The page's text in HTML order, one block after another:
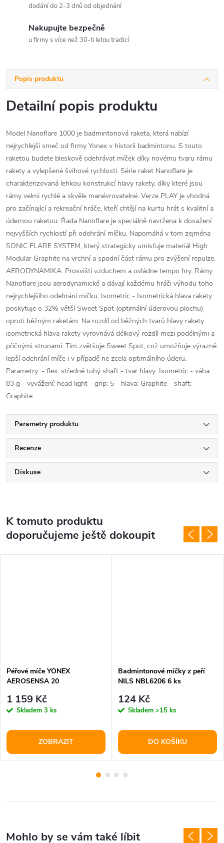
dodání do 2-3 dnů od objednání
Nakupujte bezpečně
u firmy s více než 30-ti letou tradicí
Popis produktu
Detailní popis produktu
Model Nanoflare 1000 je badmintonová raketa, která nabízí
nejrychlejší smeč od firmy Yonex v historii badmintonu. S touto
raketou budete bleskově odehrávat míček díky novému tvaru rámu
rakety a vylepšené švihové rychlosti. Série raket Nanoflare je
charakterizovaná lehkou konstrukcí hlavy rakety, díky které jsou
rámy velmi rychlé a skvěle manévrovatelné. Verze PLAY je vhodná
pro začínající a rekreační hráče, kteří chtějí na kurtu hrát s kvalitní a
údernou raketou. Řada Nanoflare je speciálně navržena k dosažení
nejvyšších rychlostí při odehrání míčku. Napomáhá v tom zejména
SONIC FLARE SYSTEM, který strategicky umisťuje materiál High
Modular Graphite na vrchní a spodní část rámu pro zvýšení repulze.
AERODYNAMIKA. Prosviští vzduchem a ovládne tempo hry. Rámy
Nanoflare jsou aerodynamické a dávají každému hráči výhodu toho
nejrychlejšího odehrání míčku. Isometric - Isometrická hlava rakety
poskytuje o 32% větší Sweet Spot (optimální úderovou plochu)
oproti běžným raketám. Na rozdíl od běžných tvarů hlavy rakety
isometrická hlava rakety vyrovnává délkový rozdíl mezi podélnými a
příčnými strunami. Tím zvětšuje Sweet Spot, což umožňuje výrazně
lepší odehrání míče i v případě ne zcela optimálního úderu.
Parametry: - flex: středně tuhý shaft - tvar hlavy: Isometric - váha:
83 g - vyvážení: head light - grip: 5 - hlava: Graphite - shaft:
Graphite
Parametry produktu
Recenze
Diskuse
K tomuto produktu
doporučujeme ještě dokoupit
Péřové míče YONEX
AEROSENSA 20
1 159 Kč
Skladem 3 ks
ZOBRAZIT
Badmintonové míčky z peří
NILS NBL6206 6 ks
124 Kč
Skladem >15 ks
DO KOŠÍKU